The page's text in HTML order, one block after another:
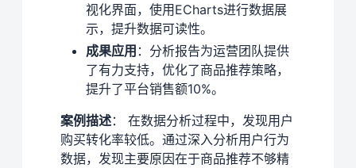
视化界面，使用ECharts进行数据展
示，提升数据可读性。
成果应用 ：分析报告为运营团队提供
了有力支持，优化了商品推荐策略，
提升了平台销售额10%。
案例描述： 在数据分析过程中，发现用户
购买转化率较低。通过深入分析用户行为
数据，发现主要原因在于商品推荐不够精